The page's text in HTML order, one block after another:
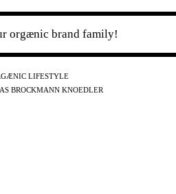
orgænic brand family!
LIFESTYLE
BROCKMANN KNOEDLER